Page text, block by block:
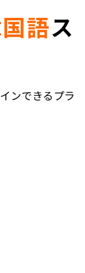
語ス
ンできるプラ